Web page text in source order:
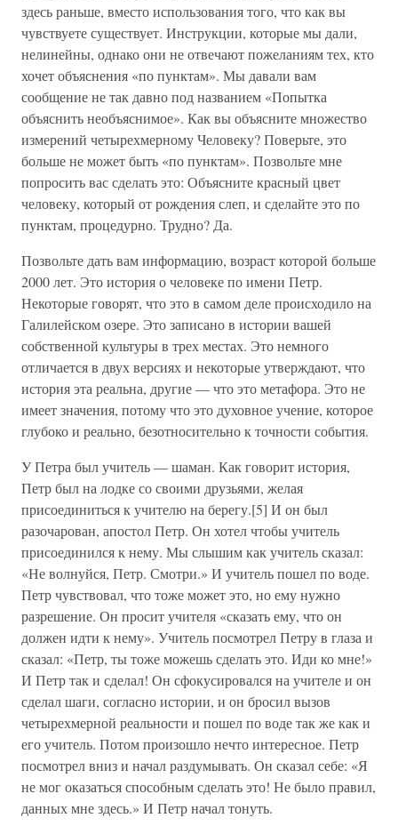
здесь раньше, вместо использования того, что как вы
чувствуете существует. Инструкции, которые мы дали,
нелинейны, однако они не отвечают пожеланиям тех, кто
хочет объяснения «по пунктам». Мы давали вам
сообщение не так давно под названием «Попытка
объяснить необъяснимое». Как вы объясните множество
измерений четырехмерному Человеку? Поверьте, это
больше не может быть «по пунктам». Позвольте мне
попросить вас сделать это: Объясните красный цвет
человеку, который от рождения слеп, и сделайте это по
пунктам, процедурно. Трудно? Да.
Позвольте дать вам информацию, возраст которой больше
2000 лет. Это история о человеке по имени Петр.
Некоторые говорят, что это в самом деле происходило на
Галилейском озере. Это записано в истории вашей
собственной культуры в трех местах. Это немного
отличается в двух версиях и некоторые утверждают, что
история эта реальна, другие — что это метафора. Это не
имеет значения, потому что это духовное учение, которое
глубоко и реально, безотносительно к точности события.
У Петра был учитель — шаман. Как говорит история,
Петр был на лодке со своими друзьями, желая
присоединиться к учителю на берегу.[5] И он был
разочарован, апостол Петр. Он хотел чтобы учитель
присоединился к нему. Мы слышим как учитель сказал:
«Не волнуйся, Петр. Смотри.» И учитель пошел по воде.
Петр чувствовал, что тоже может это, но ему нужно
разрешение. Он просит учителя «сказать ему, что он
должен идти к нему». Учитель посмотрел Петру в глаза и
сказал: «Петр, ты тоже можешь сделать это. Иди ко мне!»
И Петр так и сделал! Он сфокусировался на учителе и он
сделал шаги, согласно истории, и он бросил вызов
четырехмерной реальности и пошел по воде так же как и
его учитель. Потом произошло нечто интересное. Петр
посмотрел вниз и начал раздумывать. Он сказал себе: «Я
не мог оказаться способным сделать это! Не было правил,
данных мне здесь.» И Петр начал тонуть.